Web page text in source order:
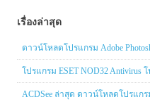
เรื่องล่าสุด
ดาวน์โหลดโปรแกรม Adobe
โปรแกรม ESET NOD32 Antivirus
ACDSee ล่าสุด ดาวน์โหลดโปรแก